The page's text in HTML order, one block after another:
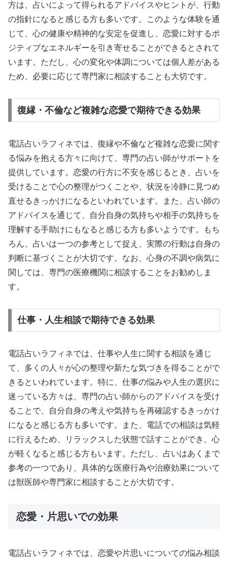
方は、占いによって得られるアドバイスやヒントが、行動
の指針になると感じる方も多いです。このような体験を通
じて、心の健康や精神的な安定を促進し、恋愛に対するポ
ジティブなエネルギーを引き寄せることができるとされて
います。ただし、心の変化や体調については個人差がある
ため、必要に応じて専門家に相談することも大切です。
復縁・不倫など複雑な恋愛で期待できる効果
電話占いラフィネでは、復縁や不倫など複雑な恋愛に関す
る悩みを抱える方々に向けて、専門の占い師がサポートを
提供しています。恋愛の行方に不安を感じるとき、占いを
受けることで心の整理がつくことや、状況を冷静に見つめ
直せるきっかけになるといわれています。また、占い師の
アドバイスを通じて、自分自身の気持ちや相手の気持ちを
理解する手助けにもなると感じる方も多いようです。もち
ろん、占いは一つの参考として捉え、実際の行動は自身の
判断に基づくことが大切です。なお、心身の不調や病気に
関しては、専門の医療機関に相談することをお勧めしま
す。
仕事・人生相談で期待できる効果
電話占いラフィネでは、仕事や人生に関する相談を通じ
て、多くの人々が心の整理や新たな気づきを得ることがで
きるといわれています。特に、仕事の悩みや人生の選択に
迷っている方々は、専門の占い師からのアドバイスを受け
ることで、自分自身の考えや気持ちを再確認するきっかけ
になると感じる方も多いです。また、電話での相談は気軽
に行えるため、リラックスした状態で話すことができ、心
が軽くなると感じる方もいます。ただし、占いはあくまで
参考の一つであり、具体的な医療行為や治療効果について
は獣医師や専門家に相談することが大切です。
恋愛・片思いでの効果
電話占いラフィネでは、恋愛や片思いについての悩み相談